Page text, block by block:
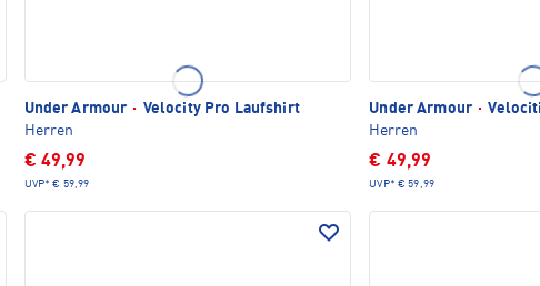
Under Armour · Velocity Pro Laufshirt
Herren
€ 49,99
UVP* € 59,99
Under Armour ·
Herren
€ 49,99
UVP* € 59,99